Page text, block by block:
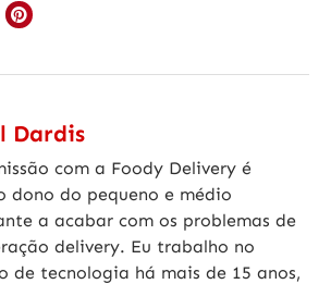
Dardis
com a Foody Delivery é
dono do pequeno e médio
a acabar com os problemas de
delivery. Eu trabalho no
de tecnologia há mais de 15 anos,